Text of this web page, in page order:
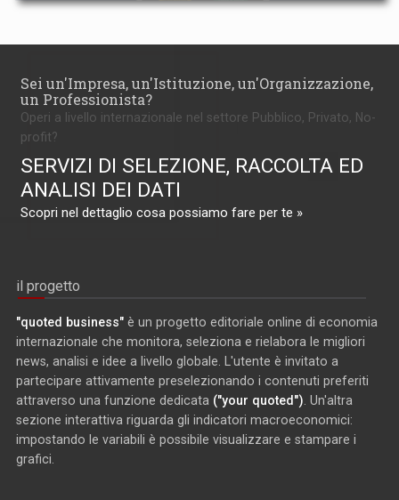
Sei un'Impresa, un'Istituzione, un'Organizzazione,
un Professionista?
Operi a livello internazionale nel settore Pubblico, Privato, No-
profit?
SERVIZI DI SELEZIONE, RACCOLTA ED
ANALISI DEI DATI
Scopri nel dettaglio cosa possiamo fare per te »
il progetto
"quoted business" è un progetto editoriale online di economia
internazionale che monitora, seleziona e rielabora le migliori
news, analisi e idee a livello globale. L'utente è invitato a
partecipare attivamente preselezionando i contenuti preferiti
attraverso una funzione dedicata ("your quoted"). Un'altra
sezione interattiva riguarda gli indicatori macroeconomici:
impostando le variabili è possibile visualizzare e stampare i
grafici.